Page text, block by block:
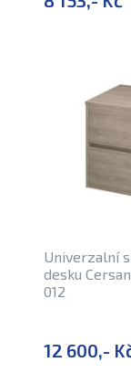
Univerzalní
desku
012
12 600,-